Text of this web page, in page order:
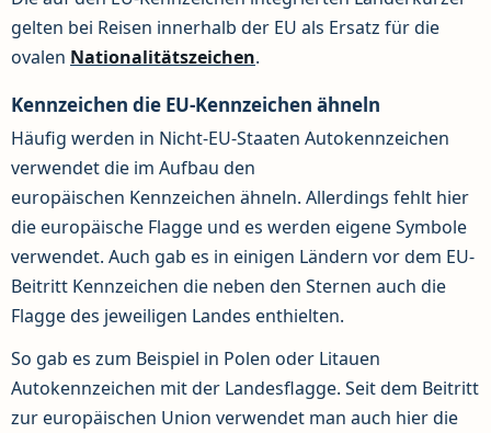
gelten bei Reisen innerhalb der EU als Ersatz für die
ovalen Nationalitätszeichen.
Kennzeichen die EU-Kennzeichen ähneln
Häufig werden in Nicht-EU-Staaten Autokennzeichen
verwendet die im Aufbau den
europäischen Kennzeichen ähneln. Allerdings fehlt hier
die europäische Flagge und es werden eigene Symbole
verwendet. Auch gab es in einigen Ländern vor dem EU-
Beitritt Kennzeichen die neben den Sternen auch die
Flagge des jeweiligen Landes enthielten.
So gab es zum Beispiel in Polen oder Litauen
Autokennzeichen mit der Landesflagge. Seit dem Beitritt
zur europäischen Union verwendet man auch hier die